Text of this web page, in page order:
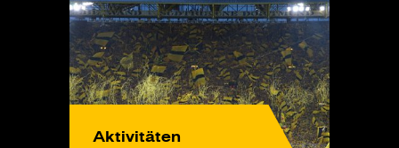
Aktivitäten